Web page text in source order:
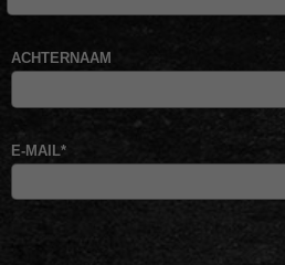
ACHTERNAAM
E-MAIL*